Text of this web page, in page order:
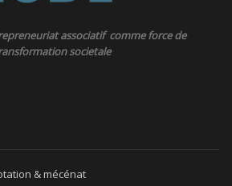
associatif comme force de
societale
& mécénat